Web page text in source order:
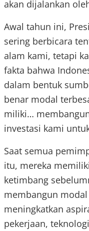
akan dijalankan
Awal tahun ini,
sering berbicara
alam kami, tetapi
fakta bahwa
dalam bentuk
benar modal
miliki…
investasi kami
Saat semua
itu, mereka
ketimbang
membangun
meningkatkan
pekerjaan,